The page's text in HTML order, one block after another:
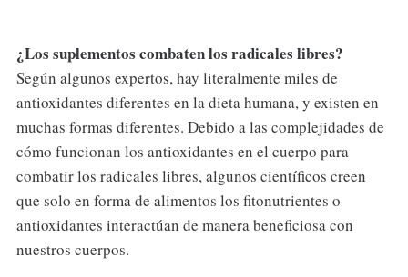
¿Los suplementos combaten los radicales libres?
Según algunos expertos, hay literalmente miles de
antioxidantes diferentes en la dieta humana, y existen en
muchas formas diferentes. Debido a las complejidades de
cómo funcionan los antioxidantes en el cuerpo para
combatir los radicales libres, algunos científicos creen
que solo en forma de alimentos los fitonutrientes o
antioxidantes interactúan de manera beneficiosa con
nuestros cuerpos.